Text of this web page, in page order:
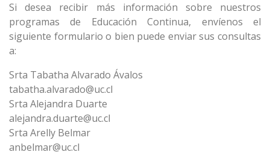
Si desea recibir más información sobre nuestros
programas de Educación Continua, envíenos el
siguiente formulario o bien puede enviar sus consultas
a:
Srta Tabatha Alvarado Ávalos
tabatha.alvarado@uc.cl
Srta Alejandra Duarte
alejandra.duarte@uc.cl
Srta Arelly Belmar
anbelmar@uc.cl